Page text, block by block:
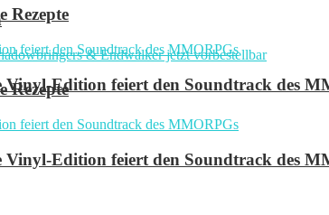
Rezepte
Edition feiert den Soundtrack des
Rezepte
Edition feiert den Soundtrack des